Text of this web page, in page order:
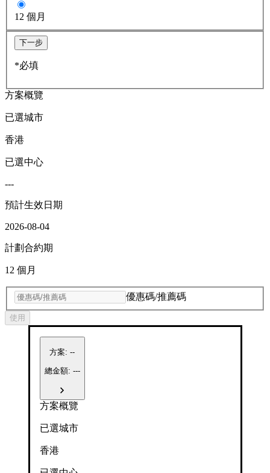
12 個月
下一步
*必填
方案概覽
已選城市
香港
已選中心
---
預計生效日期
2026-08-04
計劃合約期
12 個月
優惠碼/推薦碼
使用
方案: --
總金額: ---
方案概覽
已選城市
香港